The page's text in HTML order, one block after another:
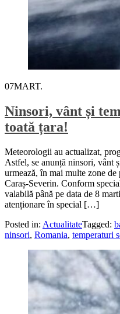
07MART.
Ninsori, vânt și
toată țara!
Meteorologii au actualizat,
Astfel, se anunță ninsori, vânt
urmează, în mai multe zone
Caraș-Severin. Conform
valabilă până pe data de 8
atenționare în special […]
Posted in: ActualitateTagged:
ninsori, Romania, temperaturi